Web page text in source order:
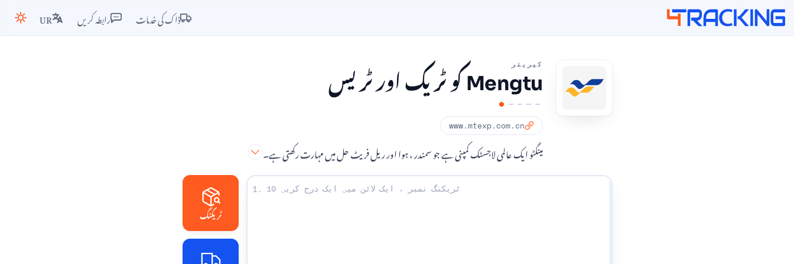
4Tracking
ڈاک کی خدمات رابطہ کریں UR
کیریئر
Mengtu کو ٹریک اور ٹریس
www.mtexp.com.cn
مینگٹو ایک عالمی لاجسٹک کمپنی ہے جو سمندر ، ہوا اور ریل فریٹ حل میں مہارت رکھتی ہے۔
1.
ٹریکنگ